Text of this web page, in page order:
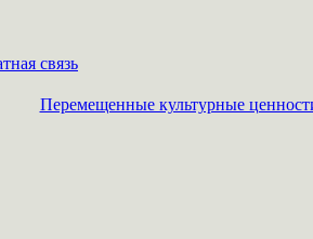
связь
Перемещенные культурные